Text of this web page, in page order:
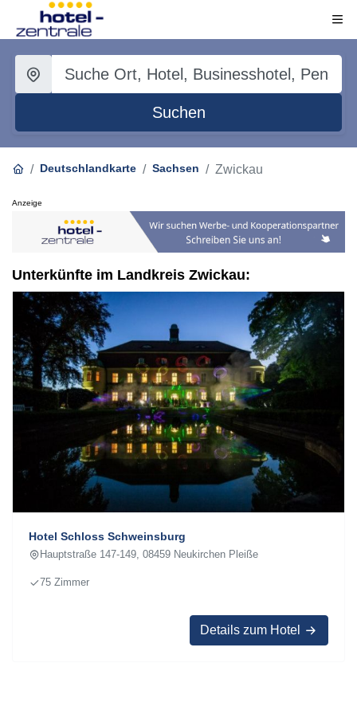
Suchen
Deutschlandkarte Sachsen Zwickau
Anzeige
Unterkünfte im Landkreis Zwickau:
Hotel Schloss Schweinsburg
Hauptstraße 147-149, 08459 Neukirchen Pleiße
75 Zimmer
Details zum Hotel